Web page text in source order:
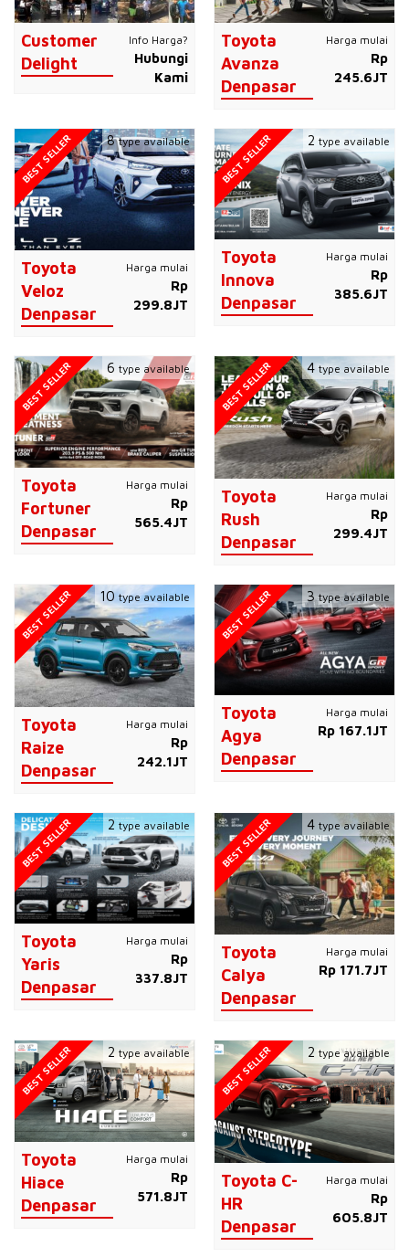
Customer
Delight
Info Harga?
Hubungi
Kami
Toyota
Avanza
Denpasar
Harga mulai
Rp
245.6JT
Toyota
Veloz
Denpasar
Harga mulai
Rp
299.8JT
BEST SELLER 8type available
Toyota
Innova
Denpasar
Harga mulai
Rp
385.6JT
BEST SELLER 2 type available
Toyota
Fortuner
Denpasar
Harga mulai
Rp
565.4JT
BEST SELLER 6 type available
Toyota
Rush
Denpasar
Harga mulai
Rp
299.4JT
BEST SELLER 4type available
Toyota
Raize
Denpasar
Harga mulai
Rp
242.1JT
BEST SELLER 10 type available
Toyota
Agya
Denpasar
Harga mulai
Rp 167.1JT
BEST SELLER 3type available
Toyota
Yaris
Denpasar
Harga mulai
Rp
337.8JT
BEST SELLER 2type available
Toyota
Calya
Denpasar
Harga mulai
Rp 171.7JT
BEST SELLER 4 type available
Toyota
Hiace
Denpasar
Harga mulai
Rp
571.8JT
BEST SELLER 2type available
Toyota C-
HR
Denpasar
Harga mulai
Rp
605.8JT
BEST SELLER 2 type available